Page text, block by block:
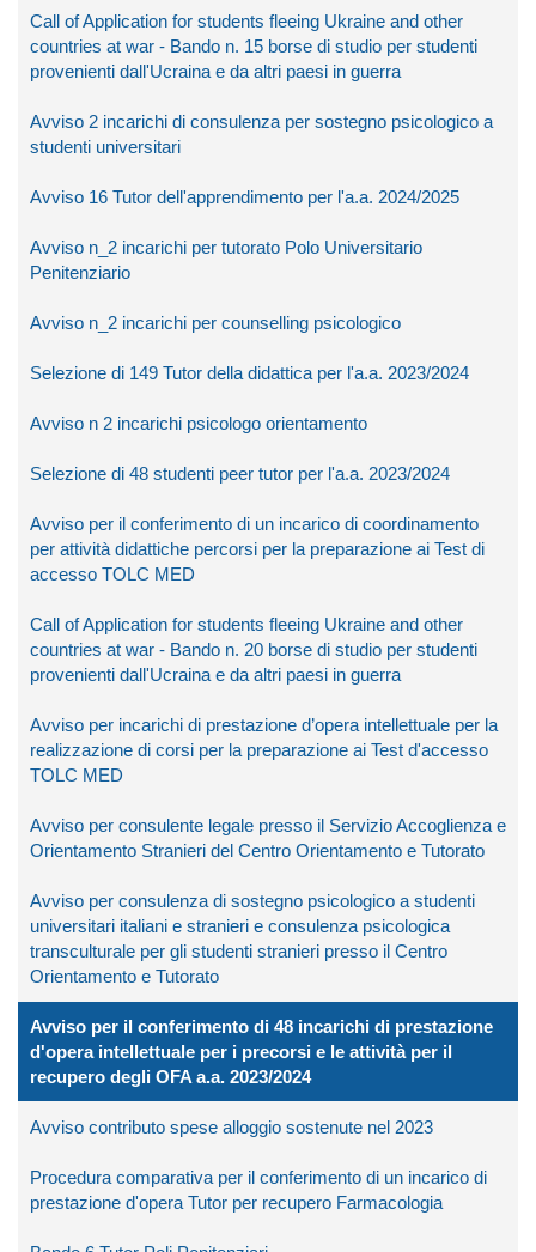
Call of Application for students fleeing Ukraine and other
countries at war - Bando n. 15 borse di studio per studenti
provenienti dall'Ucraina e da altri paesi in guerra
Avviso 2 incarichi di consulenza per sostegno psicologico a
studenti universitari
Avviso 16 Tutor dell'apprendimento per l'a.a. 2024/2025
Avviso n_2 incarichi per tutorato Polo Universitario
Penitenziario
Avviso n_2 incarichi per counselling psicologico
Selezione di 149 Tutor della didattica per l'a.a. 2023/2024
Avviso n 2 incarichi psicologo orientamento
Selezione di 48 studenti peer tutor per l'a.a. 2023/2024
Avviso per il conferimento di un incarico di coordinamento
per attività didattiche percorsi per la preparazione ai Test di
accesso TOLC MED
Call of Application for students fleeing Ukraine and other
countries at war - Bando n. 20 borse di studio per studenti
provenienti dall'Ucraina e da altri paesi in guerra
Avviso per incarichi di prestazione d’opera intellettuale per la
realizzazione di corsi per la preparazione ai Test d'accesso
TOLC MED
Avviso per consulente legale presso il Servizio Accoglienza e
Orientamento Stranieri del Centro Orientamento e Tutorato
Avviso per consulenza di sostegno psicologico a studenti
universitari italiani e stranieri e consulenza psicologica
transculturale per gli studenti stranieri presso il Centro
Orientamento e Tutorato
Avviso per il conferimento di 48 incarichi di prestazione
d'opera intellettuale per i precorsi e le attività per il
recupero degli OFA a.a. 2023/2024
Avviso contributo spese alloggio sostenute nel 2023
Procedura comparativa per il conferimento di un incarico di
prestazione d'opera Tutor per recupero Farmacologia